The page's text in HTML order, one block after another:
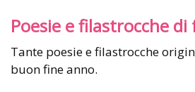
Poesie e filastrocche di
Tante poesie e filastrocche
buon fine anno.